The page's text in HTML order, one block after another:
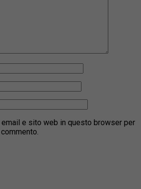
email e sito web in questo browser per